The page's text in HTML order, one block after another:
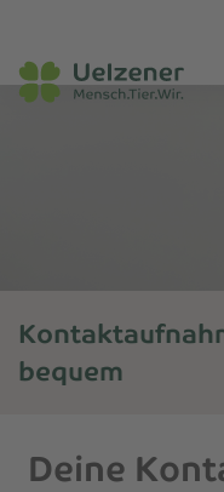
bequem
Home
Deine